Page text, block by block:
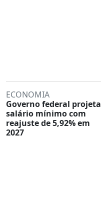
ECONOMIA
Governo federal projeta
salário mínimo com
reajuste de 5,92% em
2027